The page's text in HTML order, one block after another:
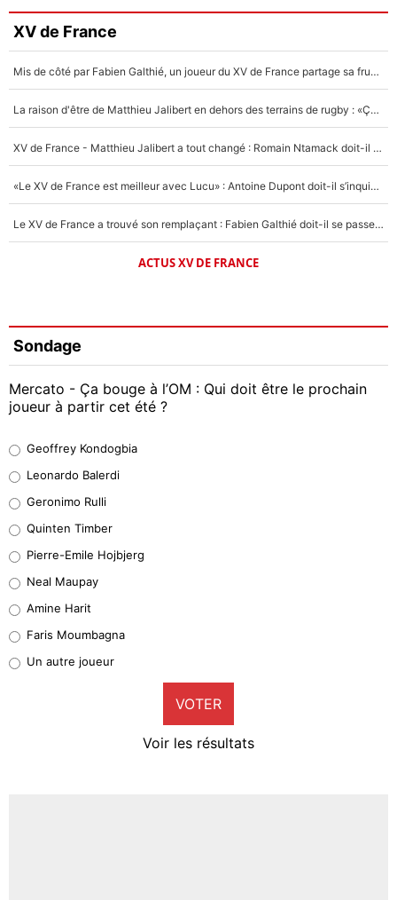
XV de France
Mis de côté par Fabien Galthié, un joueur du XV de France partage sa frustration : «ils ne me l’ont pas dit tout de suite»
La raison d'être de Matthieu Jalibert en dehors des terrains de rugby : «Ça m'atteint autant que si tu touches à un membre de ma famille»
XV de France - Matthieu Jalibert a tout changé : Romain Ntamack doit-il s’inquiéter pour sa place à un an de la Coupe du monde ?
«Le XV de France est meilleur avec Lucu» : Antoine Dupont doit-il s’inquiéter pour sa place ?
Le XV de France a trouvé son remplaçant : Fabien Galthié doit-il se passer d'Antoine Dupont ?
ACTUS XV DE FRANCE
Sondage
Mercato - Ça bouge à l’OM : Qui doit être le prochain
joueur à partir cet été ?
38%
32%
5%
1%
9%
Geoffrey Kondogbia
Leonardo Balerdi
Geronimo Rulli
Quinten Timber
Pierre-Emile Hojbjerg
Neal Maupay
Amine Harit
Faris Moumbagna
Un autre joueur
VOTER
Voir les résultats